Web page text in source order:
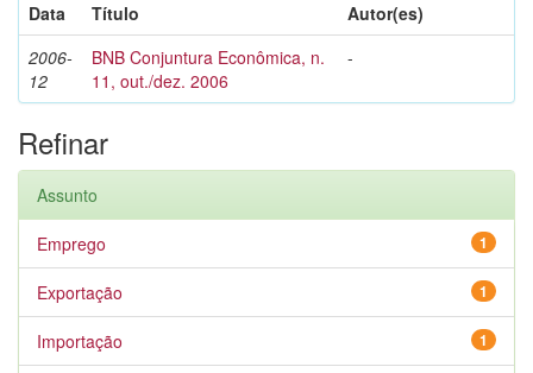
Data
Título
Autor(es)
2006-
12
BNB Conjuntura Econômica, n.
11, out./dez. 2006
-
Refinar
Assunto
1
Emprego
1
Exportação
1
Importação